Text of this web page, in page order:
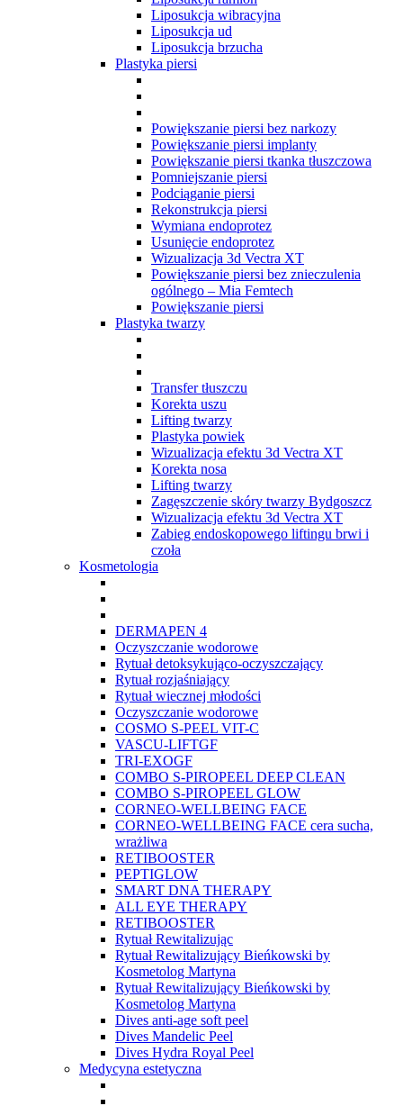
Liposukcja wibracyjna
Liposukcja ud
Liposukcja brzucha
Plastyka piersi
Powiększanie piersi bez narkozy
Powiększanie piersi implanty
Powiększanie piersi tkanka tłuszczowa
Pomniejszanie piersi
Podciąganie piersi
Rekonstrukcja piersi
Wymiana endoprotez
Usunięcie endoprotez
Wizualizacja 3d Vectra XT
Powiększanie piersi bez znieczulenia
ogólnego – Mia Femtech
Powiększanie piersi
Plastyka twarzy
Transfer tłuszczu
Korekta uszu
Lifting twarzy
Plastyka powiek
Wizualizacja efektu 3d Vectra XT
Korekta nosa
Lifting twarzy
Zagęszczenie skóry twarzy Bydgoszcz
Wizualizacja efektu 3d Vectra XT
Zabieg endoskopowego liftingu brwi i
czoła
Kosmetologia
DERMAPEN 4
Oczyszczanie wodorowe
Rytuał detoksykująco-oczyszczający
Rytuał rozjaśniający
Rytuał wiecznej młodości
Oczyszczanie wodorowe
COSMO S-PEEL VIT-C
VASCU-LIFTGF
TRI-EXOGF
COMBO S-PIROPEEL DEEP CLEAN
COMBO S-PIROPEEL GLOW
CORNEO-WELLBEING FACE
CORNEO-WELLBEING FACE cera sucha,
wrażliwa
RETIBOOSTER
PEPTIGLOW
SMART DNA THERAPY
ALL EYE THERAPY
RETIBOOSTER
Rytuał Rewitalizując
Rytuał Rewitalizujący Bieńkowski by
Kosmetolog Martyna
Rytuał Rewitalizujący Bieńkowski by
Kosmetolog Martyna
Dives anti-age soft peel
Dives Mandelic Peel
Dives Hydra Royal Peel
Medycyna estetyczna